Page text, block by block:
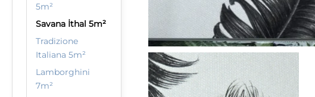
5m²
Savana İthal 5m²
Tradizione
Italiana 5m²
Lamborghini
7m²